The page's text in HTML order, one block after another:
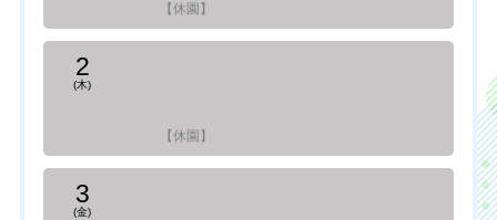
【休園】
2
(木)
【休園】
3
(金)